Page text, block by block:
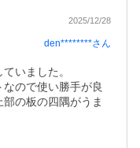
2025/12/28
den********さん
いました。
ので使い勝手が良
の板の四隅がうま